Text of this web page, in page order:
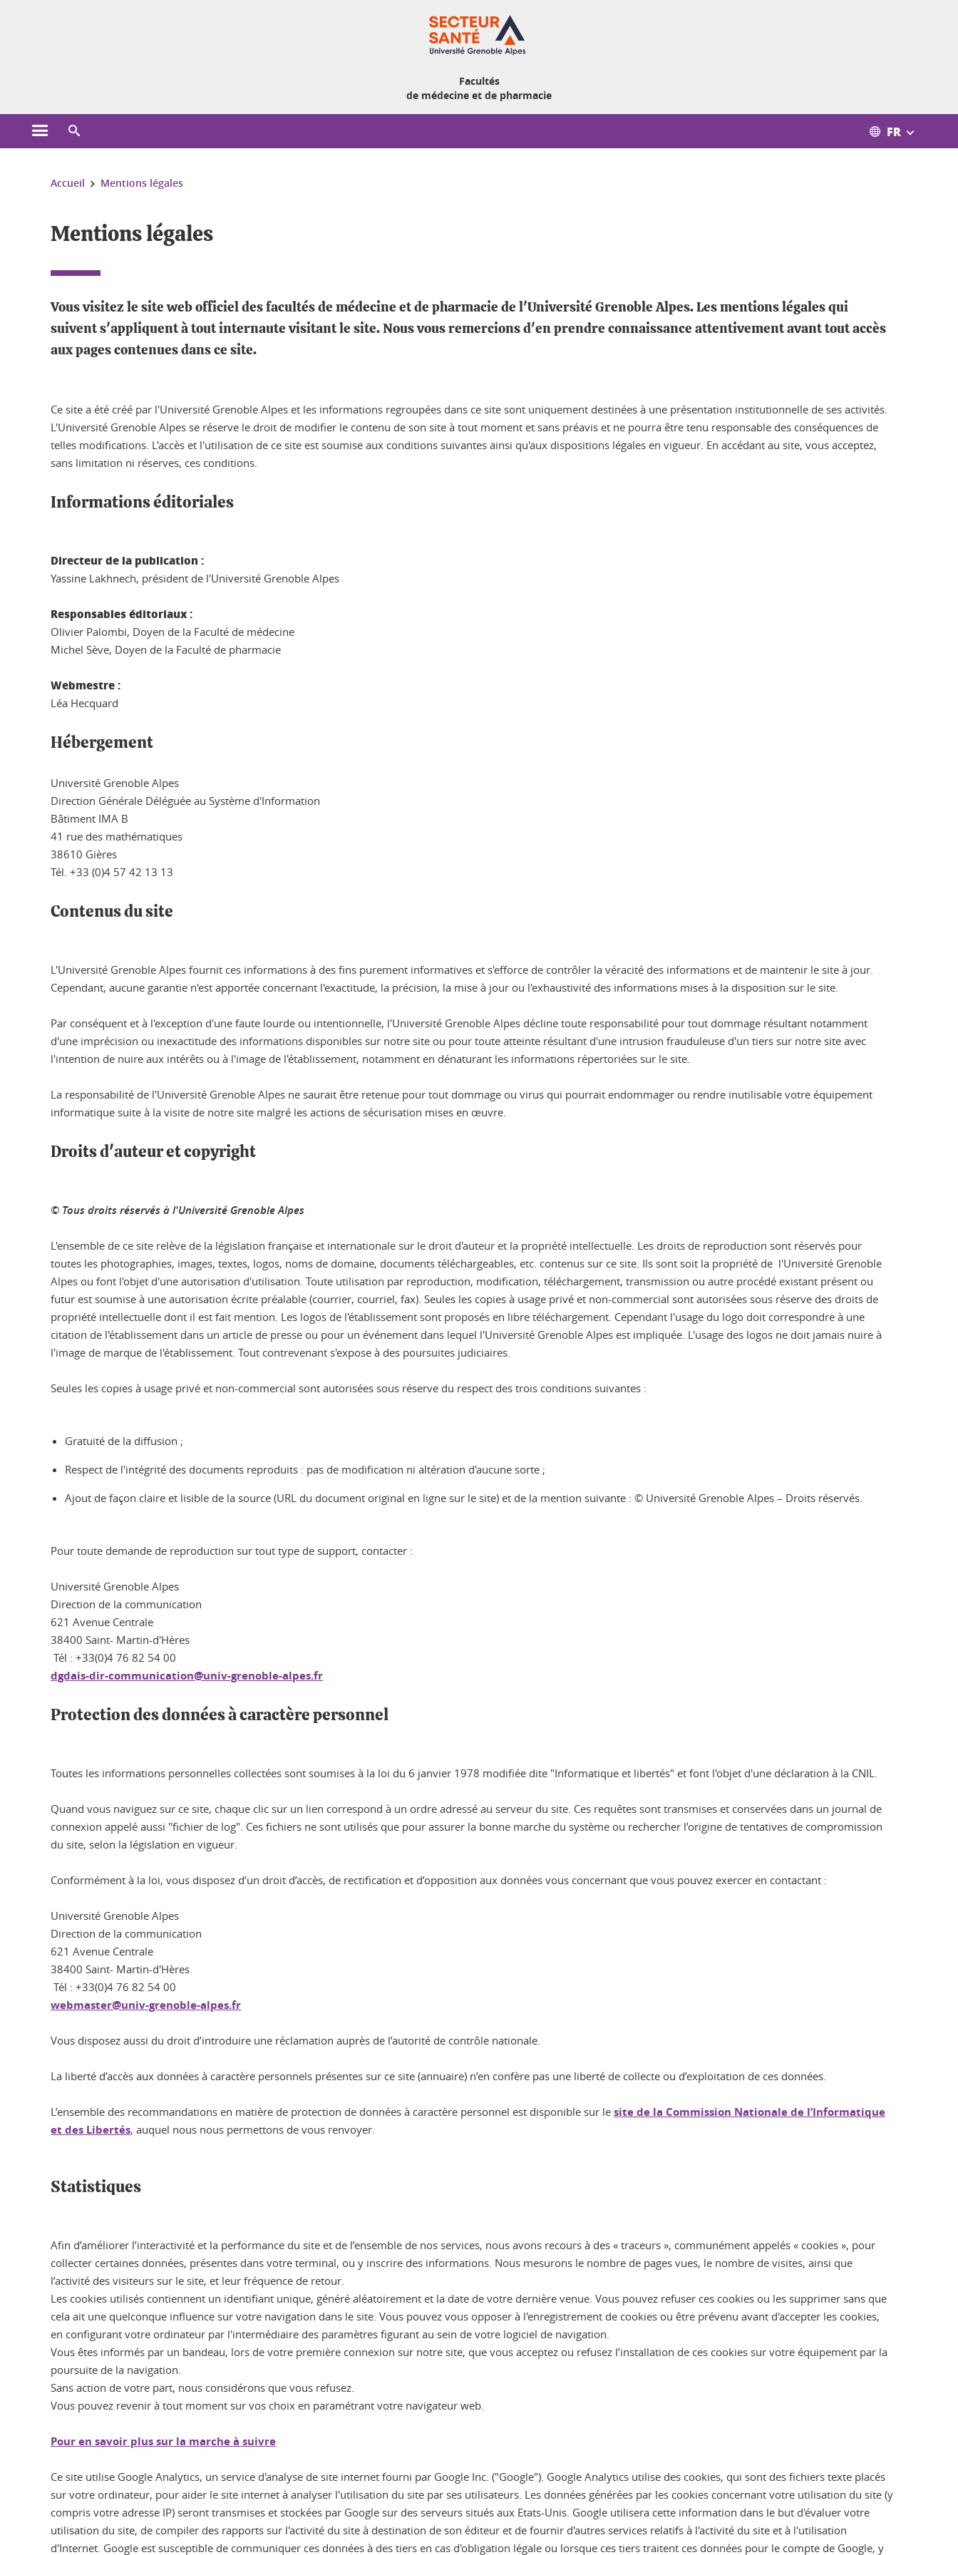
Facultés
de médecine et de pharmacie
Ouvrir le menu principal FR
Vous êtes ici :
Accueil Mentions légales
Mentions légales
Vous visitez le site web officiel des facultés de médecine et de pharmacie de l'Université Grenoble Alpes. Les mentions légales qui
suivent s'appliquent à tout internaute visitant le site. Nous vous remercions d'en prendre connaissance attentivement avant tout accès
aux pages contenues dans ce site.
Ce site a été créé par l'Université Grenoble Alpes et les informations regroupées dans ce site sont uniquement destinées à une présentation institutionnelle de ses activités.
L'Université Grenoble Alpes se réserve le droit de modifier le contenu de son site à tout moment et sans préavis et ne pourra être tenu responsable des conséquences de
telles modifications. L'accès et l'utilisation de ce site est soumise aux conditions suivantes ainsi qu'aux dispositions légales en vigueur. En accédant au site, vous acceptez,
sans limitation ni réserves, ces conditions.
Informations éditoriales
Directeur de la publication :
Yassine Lakhnech, président de l'Université Grenoble Alpes
Responsables éditoriaux :
Olivier Palombi, Doyen de la Faculté de médecine
Michel Sève, Doyen de la Faculté de pharmacie
Webmestre :
Léa Hecquard
Hébergement
Université Grenoble Alpes
Direction Générale Déléguée au Système d'Information
Bâtiment IMA B
41 rue des mathématiques
38610 Gières
Tél. +33 (0)4 57 42 13 13
Contenus du site
L'Université Grenoble Alpes fournit ces informations à des fins purement informatives et s'efforce de contrôler la véracité des informations et de maintenir le site à jour.
Cependant, aucune garantie n'est apportée concernant l'exactitude, la précision, la mise à jour ou l'exhaustivité des informations mises à la disposition sur le site.
Par conséquent et à l'exception d'une faute lourde ou intentionnelle, l'Université Grenoble Alpes décline toute responsabilité pour tout dommage résultant notamment
d'une imprécision ou inexactitude des informations disponibles sur notre site ou pour toute atteinte résultant d'une intrusion frauduleuse d'un tiers sur notre site avec
l'intention de nuire aux intérêts ou à l'image de l'établissement, notamment en dénaturant les informations répertoriées sur le site.
La responsabilité de l'Université Grenoble Alpes ne saurait être retenue pour tout dommage ou virus qui pourrait endommager ou rendre inutilisable votre équipement
informatique suite à la visite de notre site malgré les actions de sécurisation mises en œuvre.
Droits d'auteur et copyright
© Tous droits réservés à l'Université Grenoble Alpes
L'ensemble de ce site relève de la législation française et internationale sur le droit d'auteur et la propriété intellectuelle. Les droits de reproduction sont réservés pour
toutes les photographies, images, textes, logos, noms de domaine, documents téléchargeables, etc. contenus sur ce site. Ils sont soit la propriété de l'Université Grenoble
Alpes ou font l'objet d'une autorisation d'utilisation. Toute utilisation par reproduction, modification, téléchargement, transmission ou autre procédé existant présent ou
futur est soumise à une autorisation écrite préalable (courrier, courriel, fax). Seules les copies à usage privé et non-commercial sont autorisées sous réserve des droits de
propriété intellectuelle dont il est fait mention. Les logos de l'établissement sont proposés en libre téléchargement. Cependant l'usage du logo doit correspondre à une
citation de l'établissement dans un article de presse ou pour un événement dans lequel l'Université Grenoble Alpes est impliquée. L'usage des logos ne doit jamais nuire à
l'image de marque de l'établissement. Tout contrevenant s'expose à des poursuites judiciaires.
Seules les copies à usage privé et non-commercial sont autorisées sous réserve du respect des trois conditions suivantes :
Gratuité de la diffusion ;
Respect de l'intégrité des documents reproduits : pas de modification ni altération d'aucune sorte ;
Ajout de façon claire et lisible de la source (URL du document original en ligne sur le site) et de la mention suivante : © Université Grenoble Alpes – Droits réservés.
Pour toute demande de reproduction sur tout type de support, contacter :
Université Grenoble Alpes
Direction de la communication
621 Avenue Centrale
38400 Saint- Martin-d'Hères
Tél : +33(0)4 76 82 54 00
dgdais-dir-communication@univ-grenoble-alpes.fr
Protection des données à caractère personnel
Toutes les informations personnelles collectées sont soumises à la loi du 6 janvier 1978 modifiée dite "Informatique et libertés" et font l'objet d'une déclaration à la CNIL.
Quand vous naviguez sur ce site, chaque clic sur un lien correspond à un ordre adressé au serveur du site. Ces requêtes sont transmises et conservées dans un journal de
connexion appelé aussi "fichier de log". Ces fichiers ne sont utilisés que pour assurer la bonne marche du système ou rechercher l’origine de tentatives de compromission
du site, selon la législation en vigueur.
Conformément à la loi, vous disposez d’un droit d’accès, de rectification et d’opposition aux données vous concernant que vous pouvez exercer en contactant :
Université Grenoble Alpes
Direction de la communication
621 Avenue Centrale
38400 Saint- Martin-d'Hères
Tél : +33(0)4 76 82 54 00
webmaster@univ-grenoble-alpes.fr
Vous disposez aussi du droit d’introduire une réclamation auprès de l’autorité de contrôle nationale.
La liberté d’accès aux données à caractère personnels présentes sur ce site (annuaire) n’en confère pas une liberté de collecte ou d’exploitation de ces données.
L’ensemble des recommandations en matière de protection de données à caractère personnel est disponible sur le site de la Commission Nationale de l’Informatique
et des Libertés, auquel nous nous permettons de vous renvoyer.
Statistiques
Afin d’améliorer l’interactivité et la performance du site et de l’ensemble de nos services, nous avons recours à des « traceurs », communément appelés « cookies », pour
collecter certaines données, présentes dans votre terminal, ou y inscrire des informations. Nous mesurons le nombre de pages vues, le nombre de visites, ainsi que
l’activité des visiteurs sur le site, et leur fréquence de retour.
Les cookies utilisés contiennent un identifiant unique, généré aléatoirement et la date de votre dernière venue. Vous pouvez refuser ces cookies ou les supprimer sans que
cela ait une quelconque influence sur votre navigation dans le site. Vous pouvez vous opposer à l'enregistrement de cookies ou être prévenu avant d'accepter les cookies,
en configurant votre ordinateur par l'intermédiaire des paramètres figurant au sein de votre logiciel de navigation.
Vous êtes informés par un bandeau, lors de votre première connexion sur notre site, que vous acceptez ou refusez l’installation de ces cookies sur votre équipement par la
poursuite de la navigation.
Sans action de votre part, nous considérons que vous refusez.
Vous pouvez revenir à tout moment sur vos choix en paramétrant votre navigateur web.
Pour en savoir plus sur la marche à suivre
Ce site utilise Google Analytics, un service d'analyse de site internet fourni par Google Inc. ("Google"). Google Analytics utilise des cookies, qui sont des fichiers texte placés
sur votre ordinateur, pour aider le site internet à analyser l'utilisation du site par ses utilisateurs. Les données générées par les cookies concernant votre utilisation du site (y
compris votre adresse IP) seront transmises et stockées par Google sur des serveurs situés aux Etats-Unis. Google utilisera cette information dans le but d'évaluer votre
utilisation du site, de compiler des rapports sur l'activité du site à destination de son éditeur et de fournir d'autres services relatifs à l'activité du site et à l'utilisation
d'Internet. Google est susceptible de communiquer ces données à des tiers en cas d'obligation légale ou lorsque ces tiers traitent ces données pour le compte de Google, y